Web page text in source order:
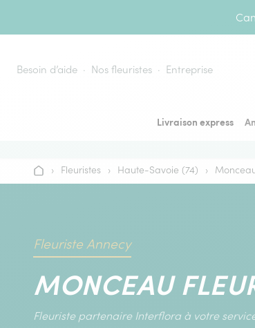
Besoin d’aide Nos fleuristes Entreprise
Livraison express
Accueil
› Fleuristes › Haute-Savoie (74) ›
Fleuriste Annecy
MONCEAU
Fleuriste partenaire Interflora à votre